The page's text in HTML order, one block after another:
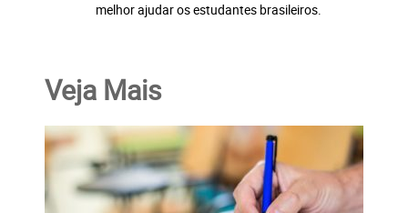
melhor ajudar os estudantes brasileiros.
Veja Mais